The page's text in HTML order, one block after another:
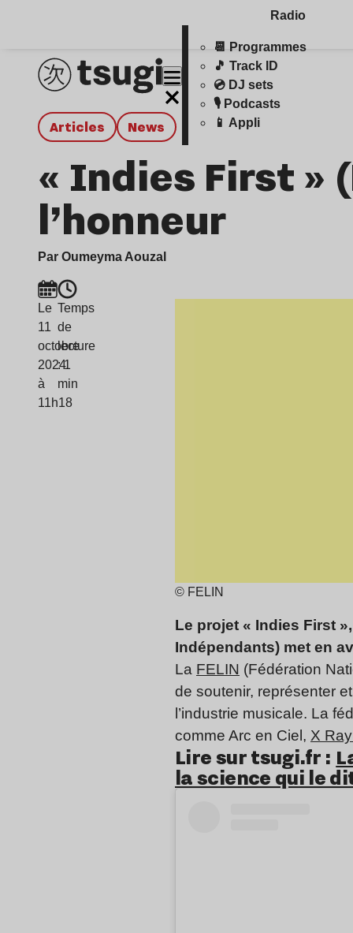
Radio
📆 Programmes
🎵 Track ID
💿 DJ sets
🎙️ Podcasts
📱 Appli
Articles news
« Indies First »
l’honneur
Par Oumeyma Aouzal
Le
11
octobre
2024
à
11h18
Temps
de
lecture
: 1
min
© FELIN
Le projet « Indies First
Indépendants) met en
La FELIN (Fédération
de soutenir, représenter
l’industrie musicale. La
comme Arc en Ciel, X
Lire sur tsugi.fr :
la science qui le